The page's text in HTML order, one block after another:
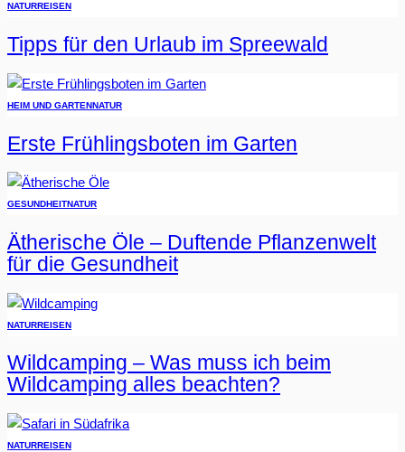
NATURREISEN
Tipps für den Urlaub im Spreewald
HEIM UND GARTENNATUR
Erste Frühlingsboten im Garten
GESUNDHEITNATUR
Ätherische Öle – Duftende Pflanzenwelt
für die Gesundheit
NATURREISEN
Wildcamping – Was muss ich beim
Wildcamping alles beachten?
NATURREISEN